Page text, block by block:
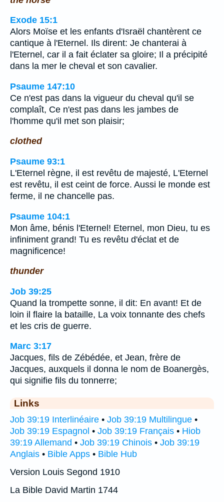
Exode 15:1
Alors Moïse et les enfants d'Israël chantèrent ce
cantique à l'Eternel. Ils dirent: Je chanterai à
l'Eternel, car il a fait éclater sa gloire; Il a précipité
dans la mer le cheval et son cavalier.
Psaume 147:10
Ce n'est pas dans la vigueur du cheval qu'il se
complaît, Ce n'est pas dans les jambes de
l'homme qu'il met son plaisir;
clothed
Psaume 93:1
L'Eternel règne, il est revêtu de majesté, L'Eternel
est revêtu, il est ceint de force. Aussi le monde est
ferme, il ne chancelle pas.
Psaume 104:1
Mon âme, bénis l'Eternel! Eternel, mon Dieu, tu es
infiniment grand! Tu es revêtu d'éclat et de
magnificence!
thunder
Job 39:25
Quand la trompette sonne, il dit: En avant! Et de
loin il flaire la bataille, La voix tonnante des chefs
et les cris de guerre.
Marc 3:17
Jacques, fils de Zébédée, et Jean, frère de
Jacques, auxquels il donna le nom de Boanergès,
qui signifie fils du tonnerre;
Links
Job 39:19 Interlinéaire • Job 39:19 Multilingue •
Job 39:19 Espagnol • Job 39:19 Français • Hiob
39:19 Allemand • Job 39:19 Chinois • Job 39:19
Anglais • Bible Apps • Bible Hub
Version Louis Segond 1910
La Bible David Martin 1744